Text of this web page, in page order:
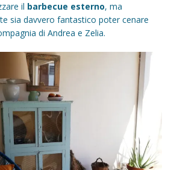
il barbecue esterno, ma
sia davvero fantastico poter cenare
di Andrea e Zelia.